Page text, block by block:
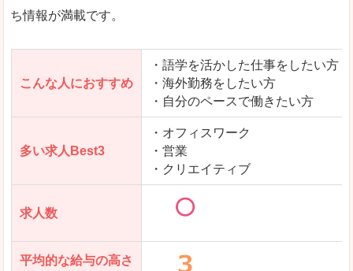
「エン転職ウーマン」で「南宇和郡愛南町」の
ち情報が満載です。
こんな人におすすめ
・語学を活かした仕事をしたい方
・海外勤務をしたい方
・自分のペースで働きたい方
多い求人Best3
・オフィスワーク
・営業
・クリエイティブ
求人数
平均的な給与の高さ